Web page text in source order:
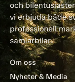
och
vi erbjuda både
professionell
samlarbilar.
Om oss
Nyheter & Media